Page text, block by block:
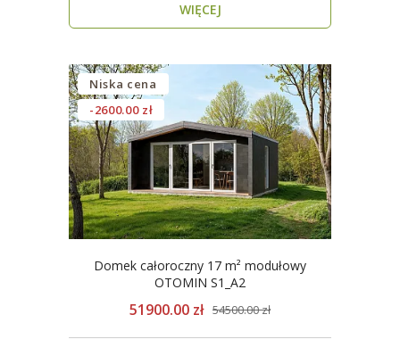
WIĘCEJ
Niska cena
-2600.00 zł
Domek całoroczny 17 m² modułowy
OTOMIN S1_A2
51900.00 zł 54500.00 zł